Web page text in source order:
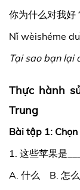
你为什么对我好
Nǐ wèishéme
Tại sao bạn lại
Thực hành
Trung
Bài tập 1:
1. 这些苹果是
A. 什么 B. 怎